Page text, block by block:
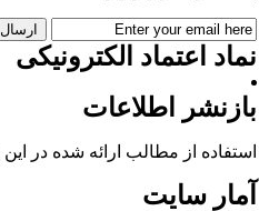
اعتماد الکترونیکی
اطلاعات
از مطالب ارائه شده در این
سایت